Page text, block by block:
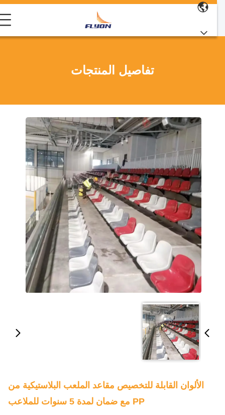
تفاصيل المنتجات
الألوان القابلة للتخصيص مقاعد الملعب البلاستيكية من
PP مع ضمان لمدة 5 سنوات للملاعب